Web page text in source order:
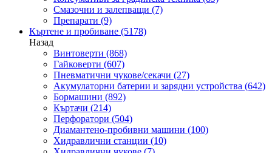
Смазочни и залепващи (7)
Препарати (9)
Къртене и пробиване (5178)
Назад
Винтоверти (868)
Гайковерти (607)
Пневматични чукове/секачи (27)
Акумулаторни батерии и зарядни устройства (642)
Бормашини (892)
Къртачи (214)
Перфоратори (504)
Диамантено-пробивни машини (100)
Хидравлични станции (10)